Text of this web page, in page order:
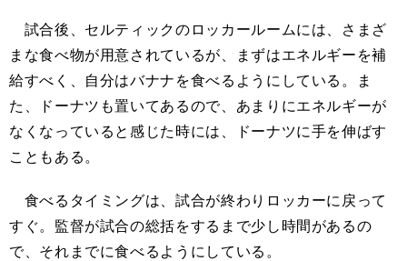
試合後、セルティックのロッカールームには、さまざ
まな食べ物が用意されているが、まずはエネルギーを補
給すべく、自分はバナナを食べるようにしている。ま
た、ドーナツも置いてあるので、あまりにエネルギーが
なくなっていると感じた時には、ドーナツに手を伸ばす
こともある。
食べるタイミングは、試合が終わりロッカーに戻って
すぐ。監督が試合の総括をするまで少し時間があるの
で、それまでに食べるようにしている。